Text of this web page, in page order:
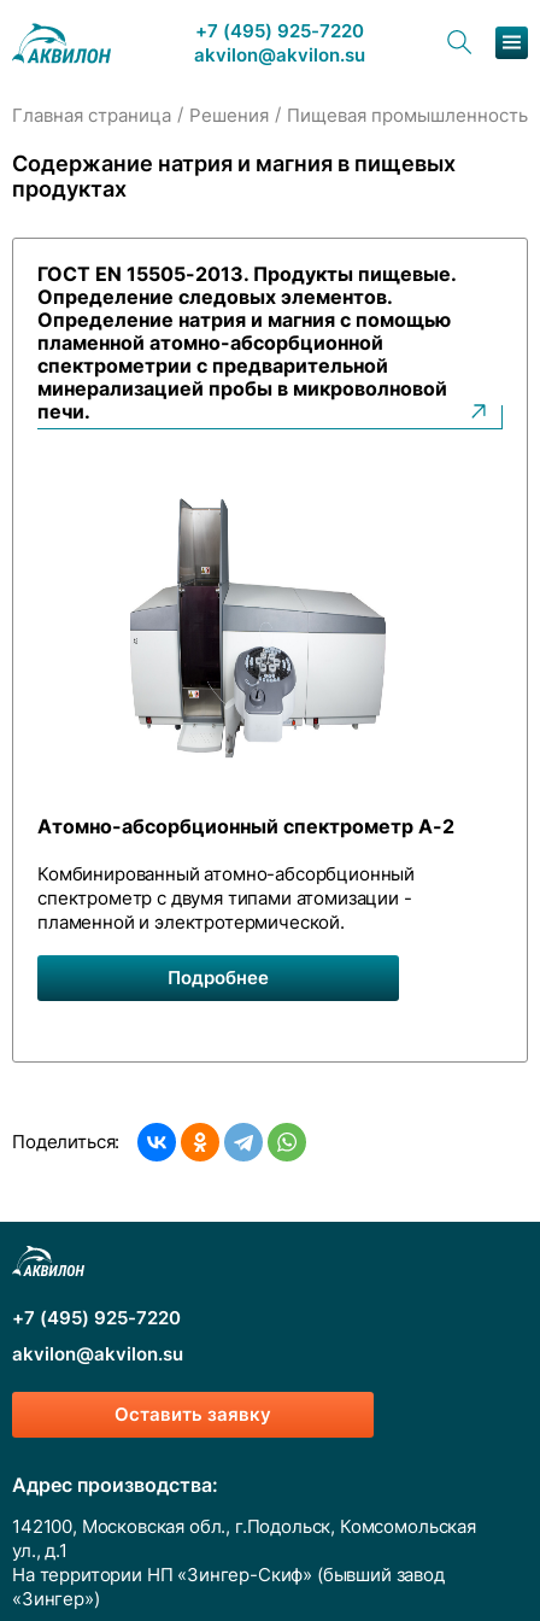
+7 (495) 925-7220
akvilon@akvilon.su
Сервис и ремонт
О компании
Главная страница / Решения / Пищевая промышленность
Содержание натрия и магния в пищевых
продуктах
ГОСТ EN 15505-2013. Продукты пищевые.
Определение следовых элементов.
Определение натрия и магния с помощью
пламенной атомно-абсорбционной
спектрометрии с предварительной
минерализацией пробы в микроволновой
печи.
Атомно-абсорбционный спектрометр А-2
Комбинированный атомно-абсорбционный
спектрометр с двумя типами атомизации -
пламенной и электротермической.
Подробнее
Поделиться:
Оставить заявку
+7 (495) 925-7220
akvilon@akvilon.su
Адрес производства:
142100, Московская обл., г.Подольск, Комсомольская
ул., д.1
На территории НП «Зингер-Скиф» (бывший завод
«Зингер»)